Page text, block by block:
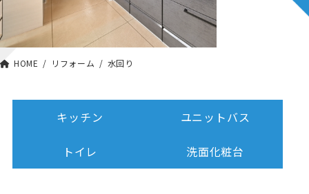
HOME リフォーム 水回り
キッチン ユニットバス
トイレ 洗面化粧台